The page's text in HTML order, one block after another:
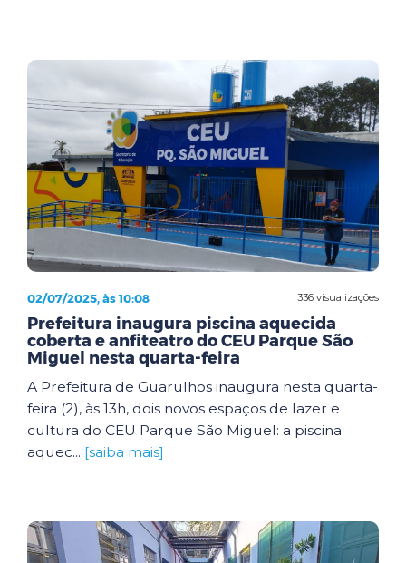
336 visualizações
02/07/2025, às 10:08
Prefeitura inaugura piscina aquecida
coberta e anfiteatro do CEU Parque São
Miguel nesta quarta-feira
A Prefeitura de Guarulhos inaugura nesta quarta-
feira (2), às 13h, dois novos espaços de lazer e
cultura do CEU Parque São Miguel: a piscina
aquec... [saiba mais]